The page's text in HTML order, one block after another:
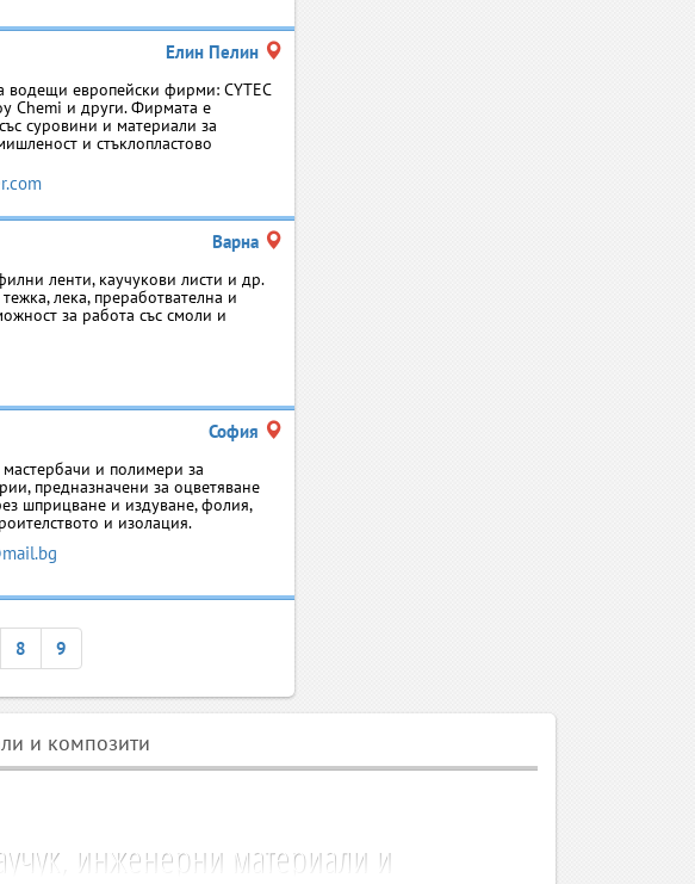
Елин Пелин
европейски фирми: CYTEC
Chemi и други. Фирмата е
суровини и материали за
и стъклопластово
Варна
ленти, каучукови листи и др.
лека, преработвателна и
за работа със смоли и
София
и пoлимepи зa
предназначени за оцветяване
шприцване и издуване, фолия,
и изолация.
8 9
и композити
инженерни материали и